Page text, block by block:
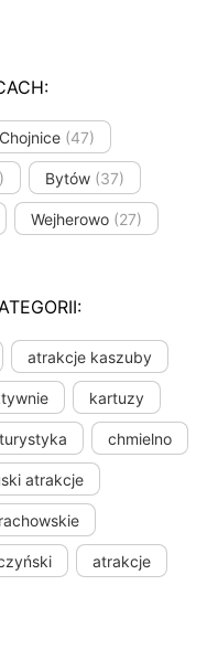
Chojnice (47)
Bytów (37)
Wejherowo (27)
atrakcje kaszuby
kartuzy
chmielno
atrakcje
atrakcje